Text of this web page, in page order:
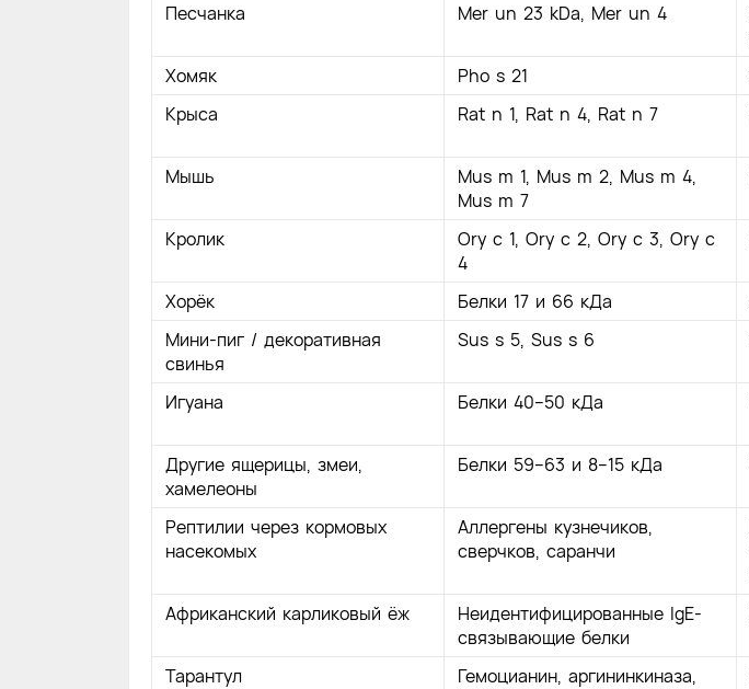
Песчанка
Mer un 23 kDa, Mer un 4
Хомяк
Pho s 21
Крыса
Rat n 1, Rat n 4, Rat n 7
Мышь
Mus m 1, Mus m 2, Mus m 4,
Mus m 7
Кролик
Ory c 1, Ory c 2, Ory c 3, Ory c
4
Хорёк Белки 17 и 66 кДа
Мини-пиг / декоративная
свинья
Sus s 5, Sus s 6
Игуана
Белки 40–50 кДа
Другие ящерицы, змеи,
хамелеоны
Белки 59–63 и 8–15 кДа
Рептилии через кормовых
насекомых
Аллергены кузнечиков,
сверчков, саранчи
Африканский карликовый ёж
Неидентифицированные IgE-
связывающие белки
Тарантул
Гемоцианин, аргининкиназа,